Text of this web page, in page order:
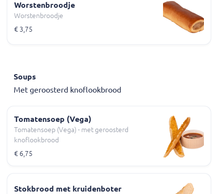
Worstenbroodje
Worstenbroodje
€ 3,75
Soups
Met geroosterd knoflookbrood
Tomatensoep (Vega)
Tomatensoep (Vega) - met geroosterd
knoflookbrood
€ 6,75
Stokbrood met kruidenboter